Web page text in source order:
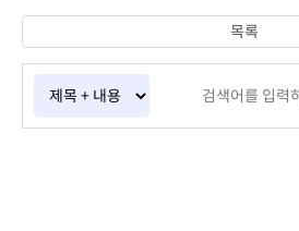
목록